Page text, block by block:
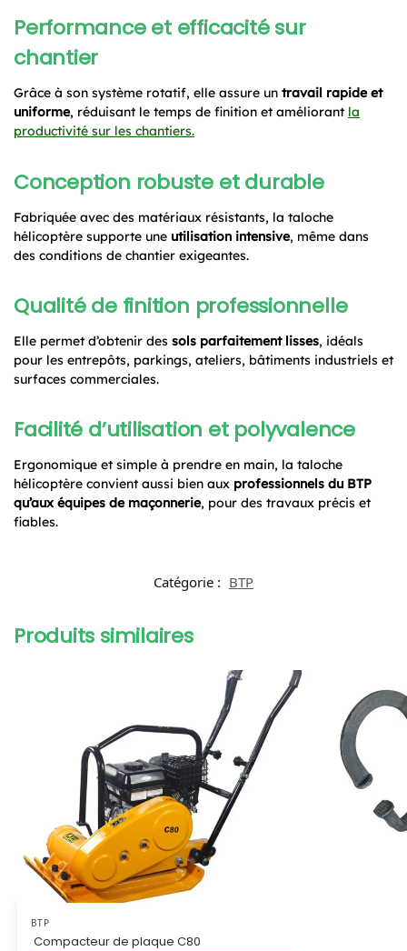
Performance et efficacité sur
chantier
Grâce à son système rotatif, elle assure un travail rapide et
uniforme, réduisant le temps de finition et améliorant la
productivité sur les chantiers.
Conception robuste et durable
Fabriquée avec des matériaux résistants, la taloche
hélicoptère supporte une utilisation intensive, même dans
des conditions de chantier exigeantes.
Qualité de finition professionnelle
Elle permet d’obtenir des sols parfaitement lisses, idéals
pour les entrepôts, parkings, ateliers, bâtiments industriels et
surfaces commerciales.
Facilité d’utilisation et polyvalence
Ergonomique et simple à prendre en main, la taloche
hélicoptère convient aussi bien aux professionnels du BTP
qu’aux équipes de maçonnerie, pour des travaux précis et
fiables.
Catégorie : BTP
Produits similaires
BTP
Compacteur de plaque C80